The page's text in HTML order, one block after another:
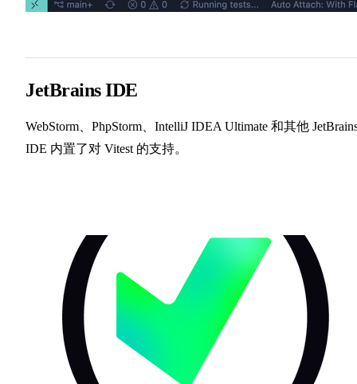
JetBrains IDE
WebStorm、PhpStorm、IntelliJ IDEA Ultimate 和其他
IDE 内置了对 Vitest 的支持。